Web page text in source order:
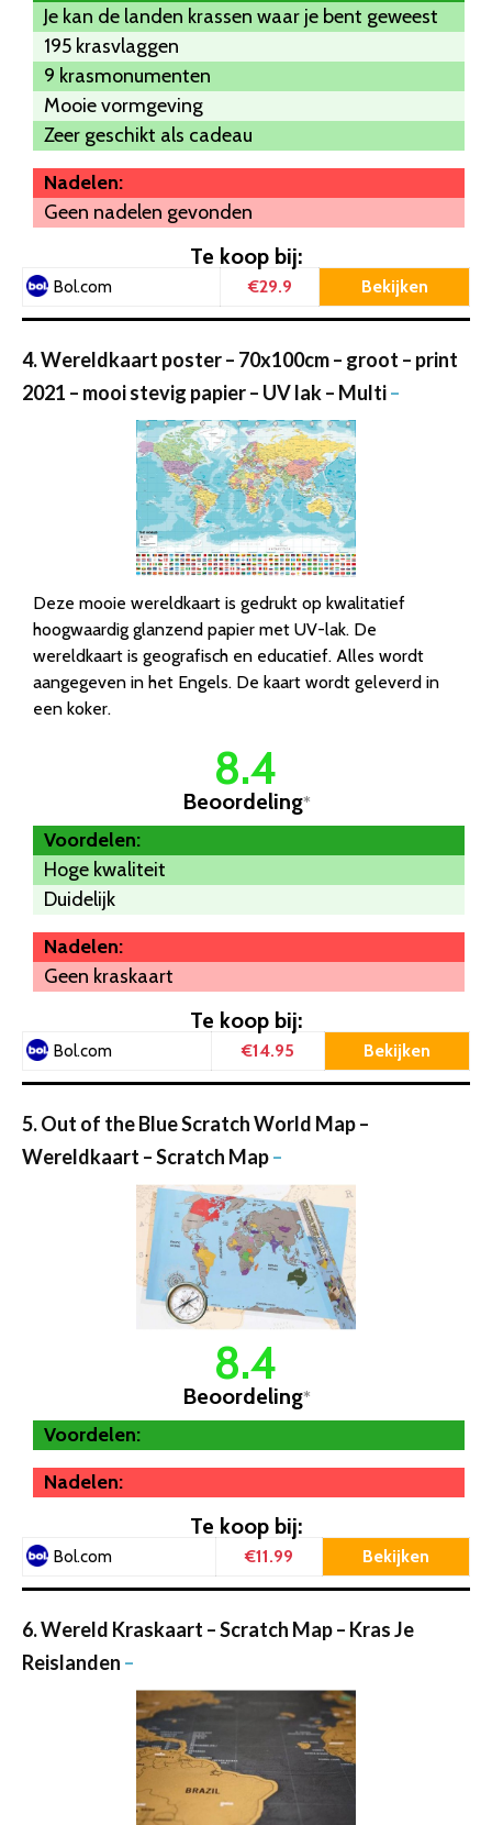
Je kan de landen krassen waar je bent geweest
195 krasvlaggen
9 krasmonumenten
Mooie vormgeving
Zeer geschikt als cadeau
Nadelen:
Geen nadelen gevonden
Te koop bij:
Bol.com €29.9 Bekijken
4. Wereldkaart poster – 70x100cm – groot – print
2021 – mooi stevig papier – UV lak – Multi–
Deze mooie wereldkaart is gedrukt op kwalitatief
hoogwaardig glanzend papier met UV-lak. De
wereldkaart is geografisch en educatief. Alles wordt
aangegeven in het Engels. De kaart wordt geleverd in
een koker.
8.4
Beoordeling*
Voordelen:
Hoge kwaliteit
Duidelijk
Nadelen:
Geen kraskaart
Te koop bij:
Bol.com €14.95 Bekijken
5. Out of the Blue Scratch World Map –
Wereldkaart – Scratch Map–
8.4
Beoordeling*
Voordelen:
Nadelen:
Te koop bij:
Bol.com €11.99 Bekijken
6. Wereld Kraskaart – Scratch Map – Kras Je
Reislanden –